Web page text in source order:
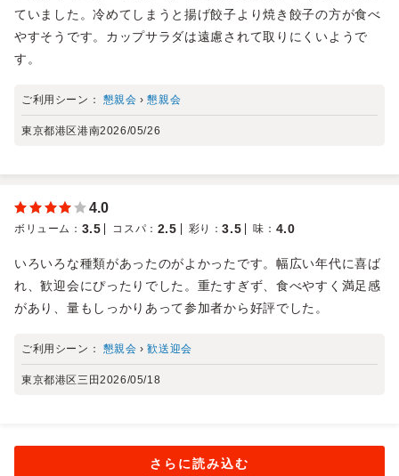
ていました。冷めてしまうと揚げ餃子より焼き餃子の方が食べ
やすそうです。カップサラダは遠慮されて取りにくいようで
す。
ご利用シーン： 懇親会 ›懇親会
東京都港区港南2026/05/26
4.0
ボリューム ： 3.5 コスパ ： 2.5 彩り ：3.5 味 ： 4.0
いろいろな種類があったのがよかったです。幅広い年代に喜ば
れ、歓迎会にぴったりでした。重たすぎず、食べやすく満足感
があり、量もしっかりあって参加者から好評でした。
ご利用シーン： 懇親会 ›歓送迎会
東京都港区三田2026/05/18
さらに読み込む